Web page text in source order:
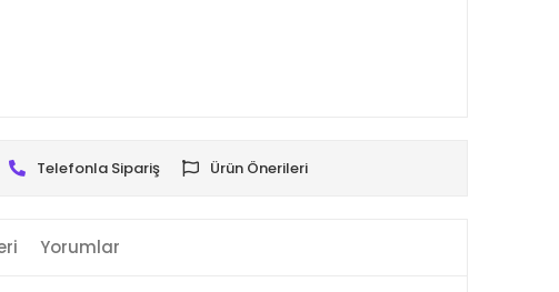
Telefonla Sipariş Ürün Önerileri
Yorumlar